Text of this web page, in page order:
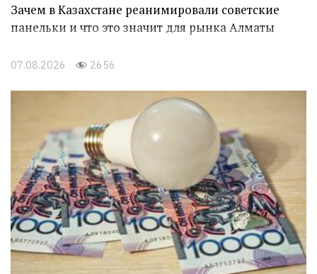
Зачем в Казахстане реанимировали советские
панельки и что это значит для рынка Алматы
07.08.2026 2656